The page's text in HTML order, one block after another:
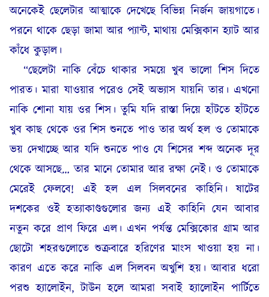
অনেকেই ছেলেটার আত্মাকে দেখেছে বিভিন্ন নির্জন জায়গাতে।
পরনে থাকে ছেড়া জামা আর প্যান্ট, মাথায় মেক্সিকান হ্যাট আর
কাঁধে কুড়াল।
“ছেলেটা নাকি বেঁচে থাকার সময়ে খুব ভালো শিস দিতে
পারত। মারা যাওয়ার পরেও সেই অভ্যাস যায়নি তার। এখনো
নাকি শোনা যায় ওর শিস। তুমি যদি রাস্তা দিয়ে হাঁটতে হাঁটতে
খুব কাছ থেকে ওর শিস শুনতে পাও তার অর্থ হল ও তোমাকে
ভয় দেখাচ্ছে আর যদি শুনতে পাও যে শিসের শব্দ অনেক দূর
থেকে আসছে… তার মানে তোমার আর রক্ষা নেই। ও তোমাকে
মেরেই ফেলবে! এই হল এল সিলবনের কাহিনি। ষাটের
দশকের ওই হত্যাকাণ্ডগুলোর জন্য এই কাহিনি যেন আবার
নতুন করে প্রাণ ফিরে এল। এখন পর্যন্ত মেক্সিকোর গ্রাম আর
ছোটো শহরগুলোতে শুক্রবারে হরিণের মাংস খাওয়া হয় না।
কারণ এতে করে নাকি এল সিলবন অখুশি হয়। আবার ধরো
পরশু হ্যালোইন, টাউন হলে আমরা সবাই হ্যালোইন পার্টিতে